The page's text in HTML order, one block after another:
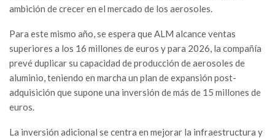
ambición de crecer en el mercado de los aerosoles.
Para este mismo año, se espera que ALM alcance ventas
superiores a los 16 millones de euros y para 2026, la compañía
prevé duplicar su capacidad de producción de aerosoles de
aluminio, teniendo en marcha un plan de expansión post-
adquisición que supone una inversión de más de 15 millones de
euros.
La inversión adicional se centra en mejorar la infraestructura y